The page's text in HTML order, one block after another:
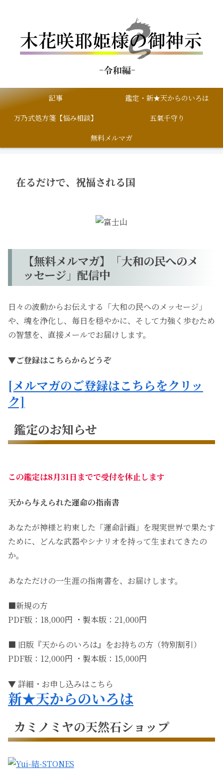
記事
鑑定・新★天からのいろは
万乃式処方箋【悩み相談】
五氣千守り
無料メルマガ
在るだけで、祝福される国
【無料メルマガ】「大和の民へのメ
ッセージ」配信中
日々の波動からお伝えする「大和の民へのメッセージ」
や、魂を浄化し、毎日を穏やかに、そして力強く歩むため
の智慧を、直接メールでお届けします。
▼ご登録はこちらからどうぞ
[メルマガのご登録はこちらをクリッ
ク]
鑑定のお知らせ
この鑑定は8月31日までで受付を休止します
天から与えられた運命の指南書
あなたが神様と約束した「運命計画」を現実世界で果たす
ために、どんな武器やシナリオを持って生まれてきたの
か。
あなただけの一生涯の指南書を、お届けします。
■新規の方
PDF版：18,000円 ・製本版：21,000円
■ 旧版『天からのいろは』をお持ちの方（特別割引）
PDF版：12,000円 ・製本版：15,000円
▼ 詳細・お申し込みはこちら
新★天からのいろは
カミノミヤの天然石ショップ